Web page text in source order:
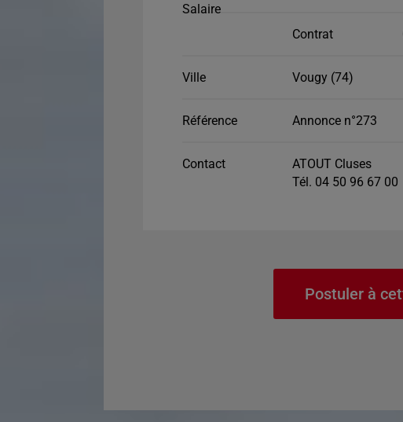
Salaire
Contrat
Ville Vougy (74)
Référence Annonce n°273
Contact
ATOUT Cluses
Tél. 04 50 96 67 00
Postuler à